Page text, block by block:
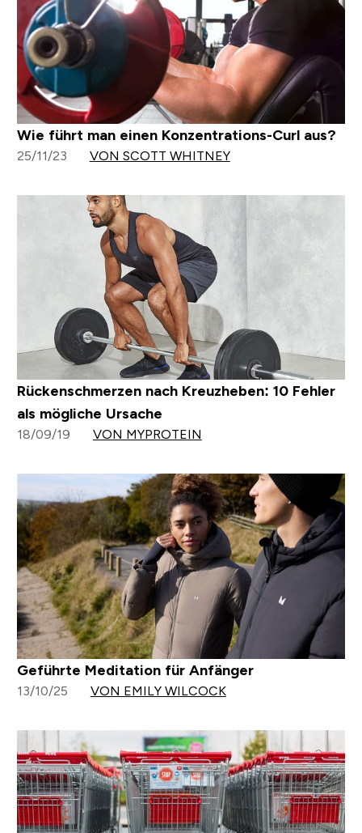
Wie führt man einen Konzentrations-Curl aus?
25/11/23 VON SCOTT WHITNEY
Rückenschmerzen nach Kreuzheben: 10 Fehler
als mögliche Ursache
18/09/19 VON MYPROTEIN
Geführte Meditation für Anfänger
13/10/25 VON EMILY WILCOCK